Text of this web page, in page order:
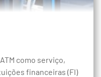
como serviço,
financeiras (FI)